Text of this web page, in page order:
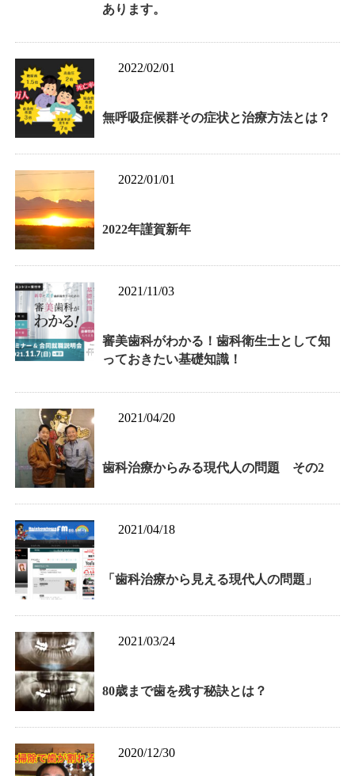
あります。
2022/02/01
無呼吸症候群その症状と治療方法とは？
2022/01/01
2022年謹賀新年
2021/11/03
審美歯科がわかる！歯科衛生士として知
っておきたい基礎知識！
2021/04/20
歯科治療からみる現代人の問題 その2
2021/04/18
「歯科治療から見える現代人の問題」
2021/03/24
80歳まで歯を残す秘訣とは？
2020/12/30